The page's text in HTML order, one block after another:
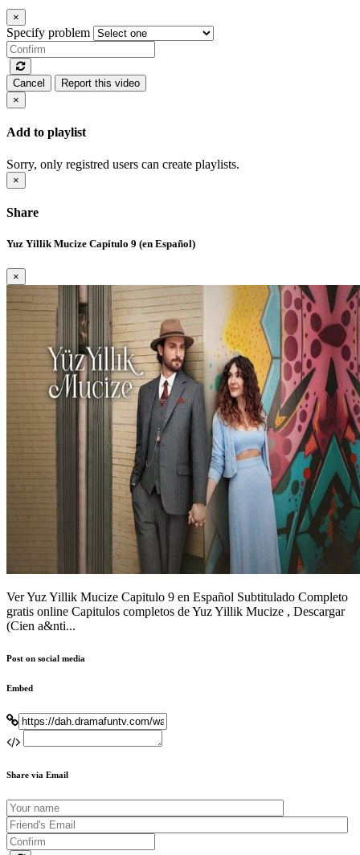
×
Specify problem
Cancel
Report this video
×
Add to playlist
Sorry, only registred users can create playlists.
×
Share
Yuz Yillik Mucize Capitulo 9 (en Español)
×
Ver Yuz Yillik Mucize Capitulo 9 en Español Subtitulado Completo
gratis online Capitulos completos de Yuz Yillik Mucize , Descargar
(Cien a&nti...
Post on social media
Embed
Share via Email